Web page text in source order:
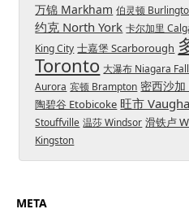
万锦 Markham 伯灵顿
约克 North York 卡尔加里
King City 士嘉堡 Scarborough
Toronto 大瀑布 Niagara
Aurora 宾顿 Brampton 密西沙
陶碧谷 Etobicoke 旺市
Stouffville 温莎 Windsor 滑铁卢
Kingston
META